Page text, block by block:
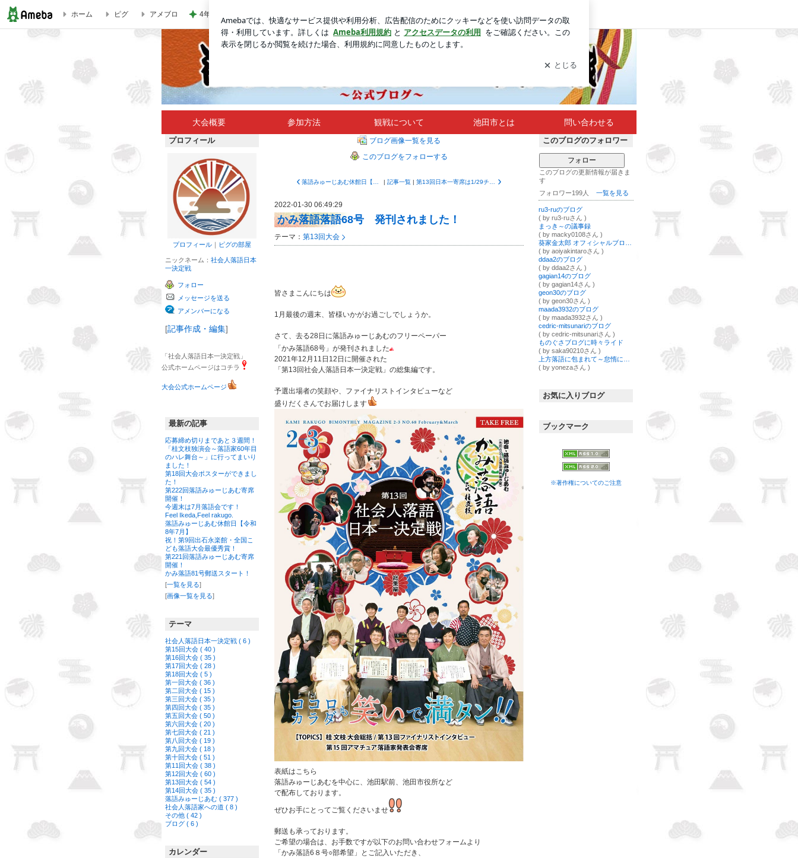
かみ落語落語68号 発刊されました！ | 社会人落語日本一決定戦
ホーム ピグ アメブロ 4年続けた注射がペン型になる事
プロフィール
プロフィール ｜ ピグの部屋
ニックネーム： 社会人落語日本
一決定戦
フォロー
メッセージを送る
アメンバーになる
[記事作成・編集]
「社会人落語日本一決定戦」
公式ホームページはコチラ
大会公式ホームページ
大会概要 参加方法 観戦について 池田市とは 問い合わせる
最新の記事
応募締め切りまであと３週間！
「桂文枝独演会～落語家60年目
のハレ舞台～」に行ってまいり
ました！
第18回大会ポスターができまし
た！
第222回落語みゅーじあむ寄席
開催！
今週末は7月落語会です！
Feel Ikeda,Feel rakugo.
落語みゅーじあむ休館日【令和
8年7月】
祝！第9回出石永楽館・全国こ
ども落語大会最優秀賞！
第221回落語みゅーじあむ寄席
開催！
かみ落語81号郵送スタート！
[一覧を見る]
[画像一覧を見る]
テーマ
社会人落語日本一決定戦 ( 6 )
第15回大会 ( 40 )
第16回大会 ( 35 )
第17回大会 ( 28 )
第18回大会 ( 5 )
第一回大会 ( 36 )
第二回大会 ( 15 )
第三回大会 ( 35 )
第四回大会 ( 35 )
第五回大会 ( 50 )
第六回大会 ( 20 )
第七回大会 ( 21 )
第八回大会 ( 19 )
第九回大会 ( 18 )
第十回大会 ( 51 )
第11回大会 ( 38 )
第12回大会 ( 60 )
第13回大会 ( 54 )
第14回大会 ( 35 )
落語みゅーじあむ ( 377 )
社会人落語家への道 ( 8 )
その他 ( 42 )
ブログ ( 6 )
カレンダー
ブログ画像一覧を見る
このブログをフォローする
| 記事一覧 |
2022-01-30 06:49:29
かみ落語落語68号 発刊されました！
テーマ： 第13回大会
皆さまこんにちは
1月最後の週末、皆様いかがお過ごしでしょうか。
さて、去る28日に落語みゅーじあむのフリーペーパー
「かみ落語68号」が発刊されました
2021年12月11日12日に開催された
「第13回社会人落語日本一決定戦」の総集編です。
予選出場者の笑顔や、ファイナリストインタビューなど
盛りだくさんでお届けします
表紙はこちら
落語みゅーじあむを中心に、池田駅前、池田市役所など
で配布しております。
ぜひお手にとってご覧くださいませ
郵送も承っております。
ご希望の場合は、お手数ですが以下のお問い合わせフォームより
「かみ落語6８号○部希望」とご記入いただき、
このブログのフォロワー
フォロー
このブログの更新情報が届きま
す
フォロワー199人
一覧を見る
ru3-ruのブログ
( by ru3-ruさん )
まっき～の議事録
( by macky0108さん )
( by aoiyakintaroさん )
ddaa2のブログ
( by ddaa2さん )
gagian14のブログ
( by gagian14さん )
geon30のブログ
( by geon30さん )
maada3932のブログ
( by maada3932さん )
cedric-mitsunariのブログ
( by cedric-mitsunariさん )
ものぐさブログに時々ライド
( by saka90210さん )
( by yonezaさん )
お気に入りブログ
ブックマーク
※著作権についてのご注意